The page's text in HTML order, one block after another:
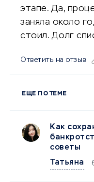
этапе. Да,
заняла около
стоил. Долг
Ответить на отзыв
ЕЩЕ ПО ТЕМЕ
Как
советы
Татьяна